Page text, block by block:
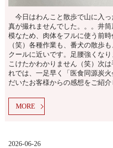
今日はわんこと散歩で山に入
真が撮れませんでした。。。井
模なため、肉体をフルに使う前
（笑）各種作業も、番犬の散歩
クールに近いです。足腰強くな
こけたかわかりません（笑）次
れでは、一足早く「医食同源炭
だいたお客様からの感想をご紹介
MORE
2026-06-26